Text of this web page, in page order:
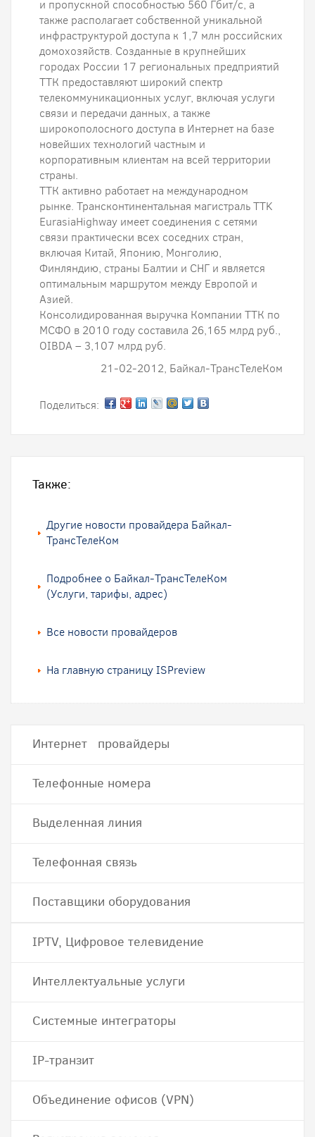
и пропускной способностью 560 Гбит/с, а
также располагает собственной уникальной
инфраструктурой доступа к 1,7 млн российских
домохозяйств. Созданные в крупнейших
городах России 17 региональных предприятий
ТТК предоставляют широкий спектр
телекоммуникационных услуг, включая услуги
связи и передачи данных, а также
широкополосного доступа в Интернет на базе
новейших технологий частным и
корпоративным клиентам на всей территории
страны.
ТТК активно работает на международном
рынке. Трансконтинентальная магистраль TTK
EurasiaHighway имеет соединения с сетями
связи практически всех соседних стран,
включая Китай, Японию, Монголию,
Финляндию, страны Балтии и СНГ и является
оптимальным маршрутом между Европой и
Азией.
Консолидированная выручка Компании ТТК по
МСФО в 2010 году составила 26,165 млрд руб.,
OIBDA – 3,107 млрд руб.
21-02-2012, Байкал-ТрансТелеКом
Поделиться:
Также:
Другие новости провайдера Байкал-
ТрансТелеКом
Подробнее о Байкал-ТрансТелеКом
(Услуги, тарифы, адрес)
Все новости провайдеров
На главную страницу ISPreview
Интернет провайдеры
Телефонные номера
Выделенная линия
Телефонная связь
Поставщики оборудования
IPTV, Цифровое телевидение
Интеллектуальные услуги
Системные интеграторы
IP-транзит
Объединение офисов (VPN)